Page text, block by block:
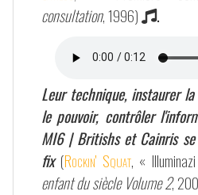
consultation, 1996) .
Leur technique, instaurer
le pouvoir, contrôler
MI6 | Britishs et Cainris
fix (Rockin' Squat, «
enfant du siècle Volume 2,